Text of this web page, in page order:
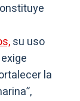
su uso
la